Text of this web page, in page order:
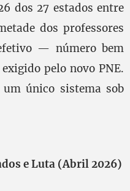
dos 27 estados entre
dos professores
— número bem
pelo novo PNE.
único sistema sob
e Luta (Abril 2026)